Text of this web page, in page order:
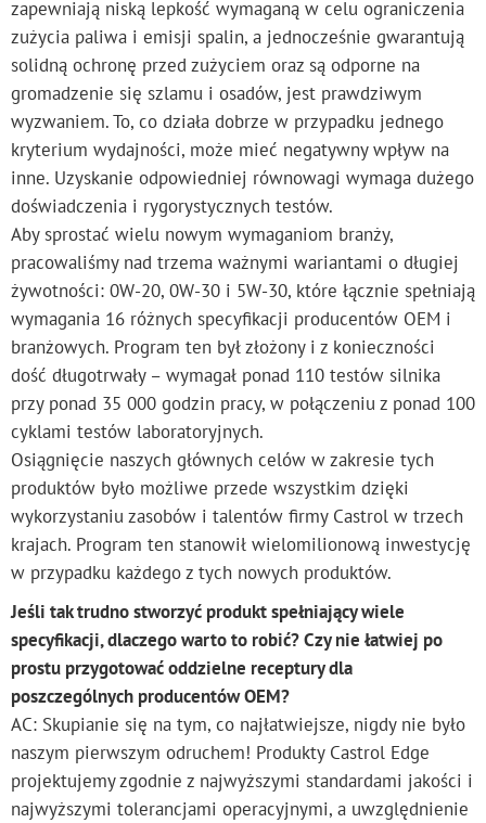
zapewniają niską lepkość wymaganą w celu ograniczenia
zużycia paliwa i emisji spalin, a jednocześnie gwarantują
solidną ochronę przed zużyciem oraz są odporne na
gromadzenie się szlamu i osadów, jest prawdziwym
wyzwaniem. To, co działa dobrze w przypadku jednego
kryterium wydajności, może mieć negatywny wpływ na
inne. Uzyskanie odpowiedniej równowagi wymaga dużego
doświadczenia i rygorystycznych testów.
Aby sprostać wielu nowym wymaganiom branży,
pracowaliśmy nad trzema ważnymi wariantami o długiej
żywotności: 0W-20, 0W-30 i 5W-30, które łącznie spełniają
wymagania 16 różnych specyfikacji producentów OEM i
branżowych. Program ten był złożony i z konieczności
dość długotrwały – wymagał ponad 110 testów silnika
przy ponad 35 000 godzin pracy, w połączeniu z ponad 100
cyklami testów laboratoryjnych.
Osiągnięcie naszych głównych celów w zakresie tych
produktów było możliwe przede wszystkim dzięki
wykorzystaniu zasobów i talentów firmy Castrol w trzech
krajach. Program ten stanowił wielomilionową inwestycję
w przypadku każdego z tych nowych produktów.
Jeśli tak trudno stworzyć produkt spełniający wiele
specyfikacji, dlaczego warto to robić? Czy nie łatwiej po
prostu przygotować oddzielne receptury dla
poszczególnych producentów OEM?
AC: Skupianie się na tym, co najłatwiejsze, nigdy nie było
naszym pierwszym odruchem! Produkty Castrol Edge
projektujemy zgodnie z najwyższymi standardami jakości i
najwyższymi tolerancjami operacyjnymi, a uwzględnienie